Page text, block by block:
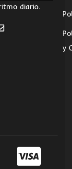
diario.
y